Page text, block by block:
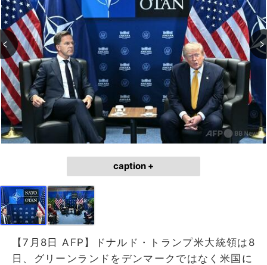
caption +
【7月8日 AFP】ドナルド・トランプ米大統領は8
日、グリーンランドをデンマークではなく米国に